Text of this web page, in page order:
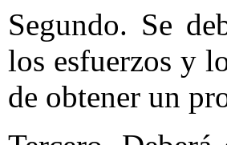
Segundo. Se
los esfuerzos y
de obtener un